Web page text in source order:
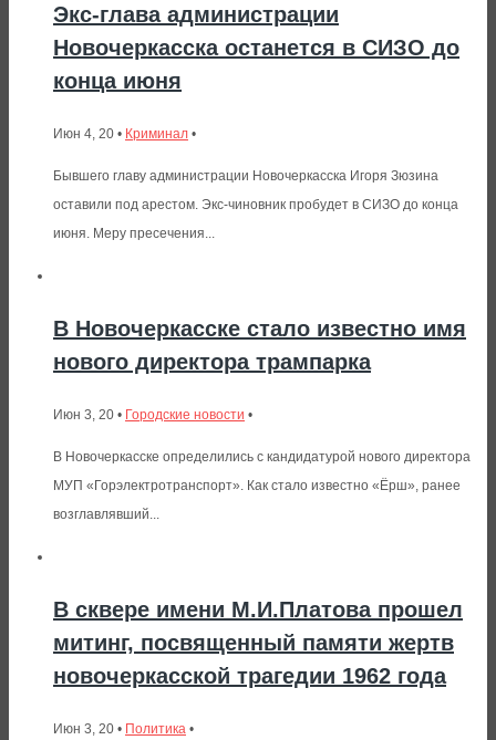
Экс-глава администрации
Новочеркасска останется в СИЗО до
конца июня
Июн 4, 20 • Криминал •
Бывшего главу администрации Новочеркасска Игоря Зюзина
оставили под арестом. Экс-чиновник пробудет в СИЗО до конца
июня. Меру пресечения...
В Новочеркасске стало известно имя
нового директора трампарка
Июн 3, 20 • Городские новости •
В Новочеркасске определились с кандидатурой нового директора
МУП «Горэлектротранспорт». Как стало известно «Ёрш», ранее
возглавлявший...
В сквере имени М.И.Платова прошел
митинг, посвященный памяти жертв
новочеркасской трагедии 1962 года
Июн 3, 20 • Политика •